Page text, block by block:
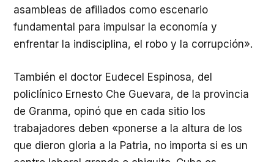
asambleas de afiliados como escenario
fundamental para impulsar la economía y
enfrentar la indisciplina, el robo y la corrupción».
También el doctor Eudecel Espinosa, del
policlínico Ernesto Che Guevara, de la provincia
de Granma, opinó que en cada sitio los
trabajadores deben «ponerse a la altura de los
que dieron gloria a la Patria, no importa si es un